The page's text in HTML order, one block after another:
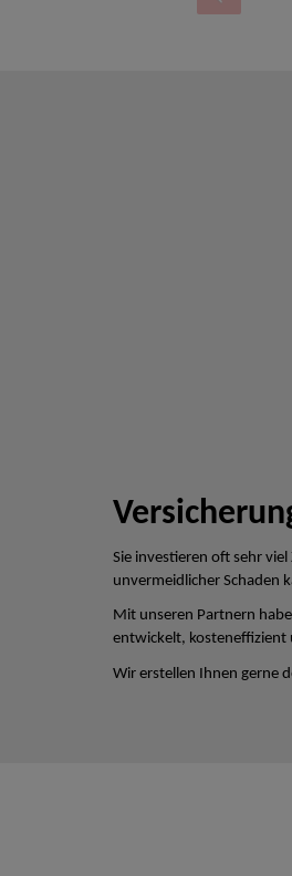
Sie investieren oft sehr
unvermeidlicher Schaden
Mit unseren Partnern
entwickelt, kosteneffizient
Wir erstellen Ihnen gerne